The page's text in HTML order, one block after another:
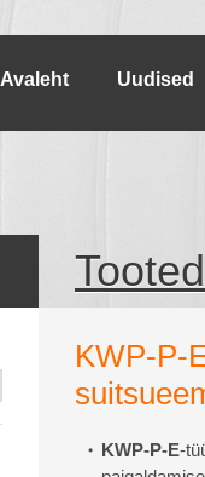
Avaleht Uudised
Tooted
KWP-P-
KWP-P-E-